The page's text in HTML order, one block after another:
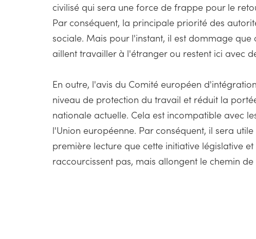
civilisé qui sera une force de frappe pour le
Par conséquent, la principale priorité des
sociale. Mais pour l'instant, il est dommage
aillent travailler à l'étranger ou restent ici avec
En outre, l'avis du Comité européen
niveau de protection du travail et réduit la
nationale actuelle. Cela est incompatible avec
l'Union européenne. Par conséquent, il sera
première lecture que cette initiative législative
raccourcissent pas, mais allongent le chemin de